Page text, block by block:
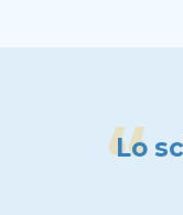
Lo